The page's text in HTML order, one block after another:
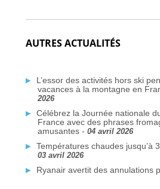
AUTRES ACTUALITÉS
L’essor des activités hors ski
vacances à la montagne en
2026
Célébrez la Journée nationale
France avec des phrases
amusantes - 04 avril 2026
Températures chaudes jusqu’à
03 avril 2026
Ryanair avertit des annulations